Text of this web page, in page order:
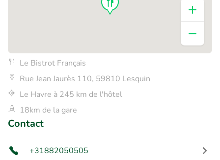
Le Bistrot Français
Rue Jean Jaurès 110, 59810 Lesquin
Le Havre à 245 km de l'hôtel
18km de la gare
Contact
+31882050505